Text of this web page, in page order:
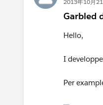
2013年10月
Garbled
Hello,
I
Per